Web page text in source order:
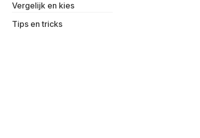
Vergelijk en kies
Tips en tricks